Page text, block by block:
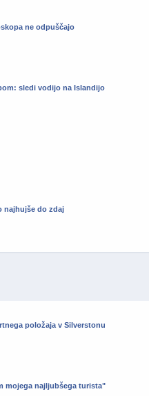
ne odpuščajo
sledi vodijo na Islandijo
najhujše do zdaj
položaja v Silverstonu
mojega najljubšega turista"